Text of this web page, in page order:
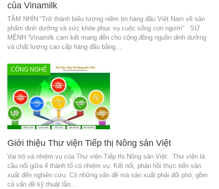
của Vinamilk
TẦM NHÌN “Trở thành biểu tượng niềm tin hàng đầu Việt Nam về sản
phẩm dinh dưỡng và sức khỏe phục vụ cuộc sống con người“ SỨ
MỆNH “Vinamilk cam kết mang đến cho cộng đồng nguồn dinh dưỡng
và chất lượng cao cấp hàng đầu bằng…
CÔNG NGHỆ
Giới thiệu Thư viện Tiếp thị Nông sản Việt
Vai trò và nhiệm vụ của Thư viện Tiếp thị Nông sản Việt: Thư viện là
cầu nối giữa 4 thành tố có nhiệm vụ: Kết nối, phản hồi thực tiển sản
xuất đến nghiên cứu: Có những vấn đề mà sản xuất phải đối phó, gồm
cả vấn đề kỹ thuật lẫn…